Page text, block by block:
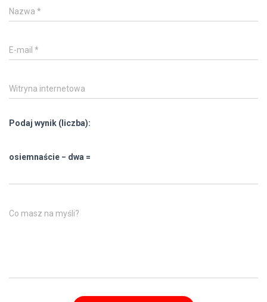
Nazwa *
E-mail *
Witryna internetowa
Podaj wynik (liczba):
osiemnaście − dwa =
Co masz na myśli?